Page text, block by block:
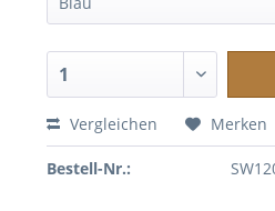
Vergleichen Merken
Bestell-Nr.: